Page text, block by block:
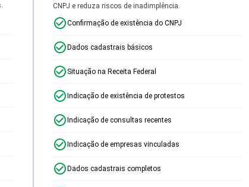
CNPJ e reduza riscos de inadimplência.
Confirmação de existência do CNPJ
Dados cadastrais básicos
Situação na Receita Federal
Indicação de existência de protestos
Indicação de consultas recentes
Indicação de empresas vinculadas
Dados cadastrais completos